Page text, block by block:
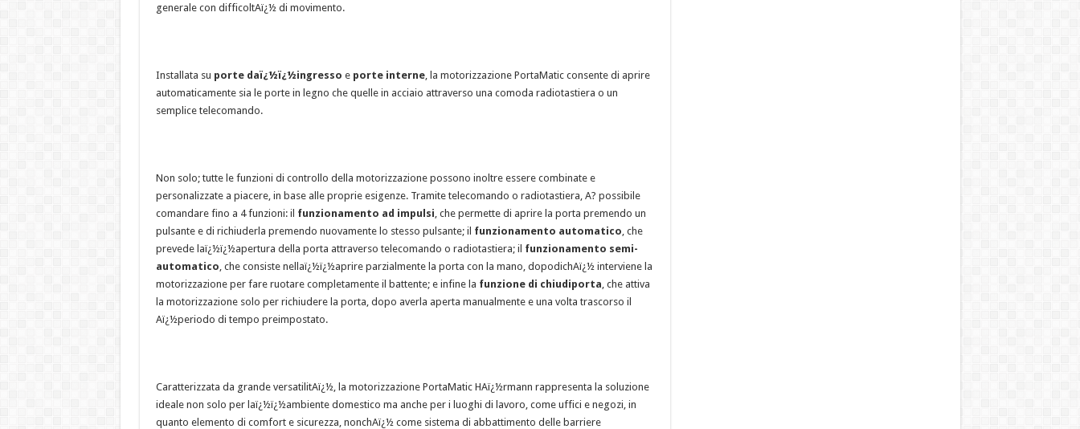
generale con difficoltAï¿½ di movimento.
Installata su porte daï¿½ï¿½ingresso e porte interne, la motorizzazione PortaMatic consente di aprire
automaticamente sia le porte in legno che quelle in acciaio attraverso una comoda radiotastiera o un
semplice telecomando.
Non solo; tutte le funzioni di controllo della motorizzazione possono inoltre essere combinate e
personalizzate a piacere, in base alle proprie esigenze. Tramite telecomando o radiotastiera, A? possibile
comandare fino a 4 funzioni: il funzionamento ad impulsi , che permette di aprire la porta premendo un
pulsante e di richiuderla premendo nuovamente lo stesso pulsante; il funzionamento automatico , che
prevede laï¿½ï¿½apertura della porta attraverso telecomando o radiotastiera; il funzionamento semi-
automatico , che consiste nellaï¿½ï¿½aprire parzialmente la porta con la mano, dopodichAï¿½ interviene la
motorizzazione per fare ruotare completamente il battente; e infine la funzione di chiudiporta , che attiva
la motorizzazione solo per richiudere la porta, dopo averla aperta manualmente e una volta trascorso il
Aï¿½periodo di tempo preimpostato.
Caratterizzata da grande versatilitAï¿½, la motorizzazione PortaMatic HAï¿½rmann rappresenta la soluzione
ideale non solo per laï¿½ï¿½ambiente domestico ma anche per i luoghi di lavoro, come uffici e negozi, in
quanto elemento di comfort e sicurezza, nonchAï¿½ come sistema di abbattimento delle barriere